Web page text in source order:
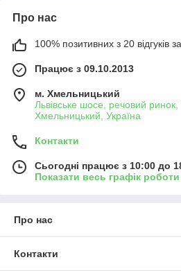
Про нас
100% позитивних з 20 відгуків
Працює з 09.10.2013
м. Хмельницький
Львівське шосе, речовий
Хмельницький, Україна
Контакти
Сьогодні працює з 10:00 до
Показати весь графік роботи
Про нас
Контакти